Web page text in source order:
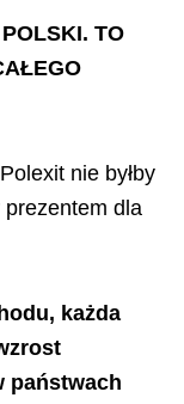
TO
nie byłby
prezentem dla
każda
państwach